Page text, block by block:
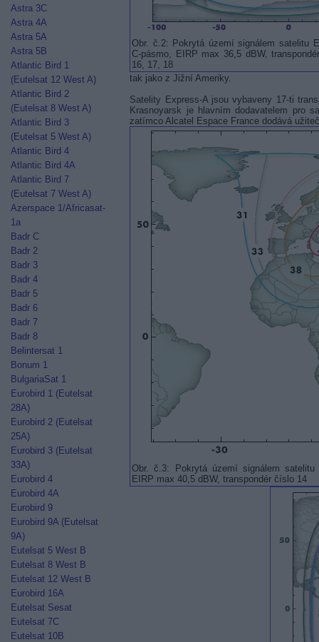
Astra 3C
Astra 4A
Astra 5A
Astra 5B
Atlantic Bird 1
(Eutelsat 12 West A)
Atlantic Bird 2
(Eutelsat 8 West A)
Atlantic Bird 3
(Eutelsat 5 West A)
Atlantic Bird 4
Atlantic Bird 4A
Atlantic Bird 7
(Eutelsat 7 West A)
Azerspace 1/Africasat-
1a
Badr C
Badr 2
Badr 3
Badr 4
Badr 5
Badr 6
Badr 7
Badr 8
Belintersat 1
Bonum 1
BulgariaSat 1
Eurobird 1 (Eutelsat
28A)
Eurobird 2 (Eutelsat
25A)
Eurobird 3 (Eutelsat
33A)
Eurobird 4
Eurobird 4A
Eurobird 9
Eurobird 9A (Eutelsat
9A)
Eutelsat 5 West B
Eutelsat 8 West B
Eutelsat 12 West B
Eurobird 16A
Eutelsat Sesat
Eutelsat 7C
Eutelsat 10B
Obr. č.2: Pokrytá území signálem satelitu
C-pásmo, EIRP max 36,5 dBW,
16, 17, 18
tak jako z Jižní Ameriky.
Satelity Express-A jsou vybaveny 17-ti
Krasnoyarsk je hlavním dodavatelem pro
zatímco Alcatel Espace France dodává
Obr. č.3: Pokrytá území signálem
EIRP max 40,5 dBW, transpondér číslo 14